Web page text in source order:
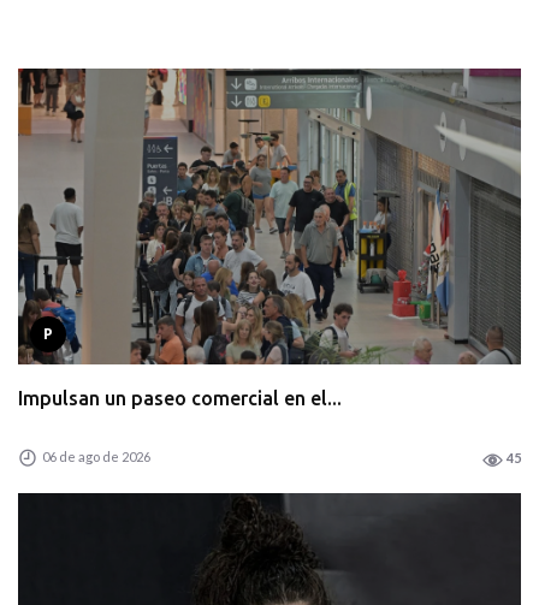
P
Impulsan un paseo comercial en el...
06 de ago de 2026 45